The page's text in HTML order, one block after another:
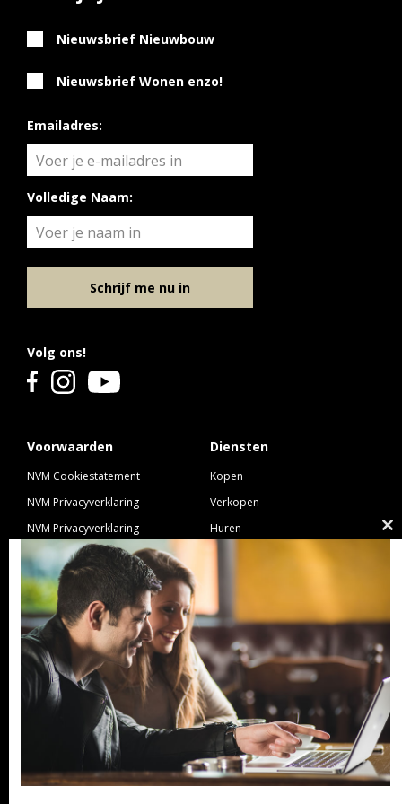
wasmachine en wasdroger
– Gasloos door gebruik van stadsverwarming en
– EPC appartementencomplex is maximaal 0,4
Voorwaarden
NVM Cookiestatement
NVM Privacyverklaring
NVM Privacyverklaring
Nieuwbouw
NVM Voorwaarden Consument
NVM Voorwaarden
Professionele Opdrachtgevers
Diensten
Kopen
Verkopen
Huren
Hypotheek
Verzekeren
Links
Ibiza Real Estate BDK
NieuwWonenUtrecht
Zuijdplas | De Keizer
Volg ons!
Nieuwsbrief Nieuwbouw
Nieuwsbrief Wonen enzo!
Emailadres:
Volledige Naam:
Schrijf me nu in